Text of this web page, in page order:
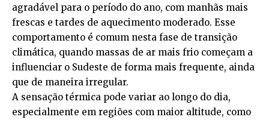
agradável para o período do ano, com manhãs mais
frescas e tardes de aquecimento moderado. Esse
comportamento é comum nesta fase de transição
climática, quando massas de ar mais frio começam a
influenciar o Sudeste de forma mais frequente, ainda
que de maneira irregular.
A sensação térmica pode variar ao longo do dia,
especialmente em regiões com maior altitude, como